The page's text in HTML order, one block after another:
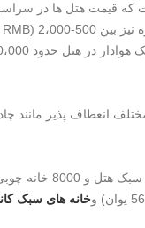
که قیمت هتل ها در
انعطاف پذیر مانند
دفتر گردشگری
خانه های سبک